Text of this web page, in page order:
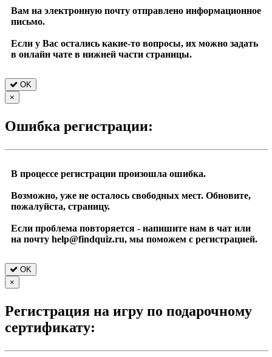
Вам на электронную почту отправлено информационное
письмо.
Если у Вас остались какие-то вопросы, их можно задать
в онлайн чате в нижней части страницы.
OK
×
Ошибка регистрации:
В процессе регистрации произошла ошибка.
Возможно, уже не осталось свободных мест. Обновите,
пожалуйста, страницу.
Если проблема повторяется - напишите нам в чат или
на почту help@findquiz.ru, мы поможем с регистрацией.
OK
×
Регистрация на игру по подарочному
сертификату: